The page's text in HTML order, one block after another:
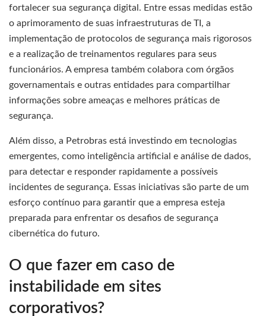
fortalecer sua segurança digital. Entre essas medidas estão
o aprimoramento de suas infraestruturas de TI, a
implementação de protocolos de segurança mais rigorosos
e a realização de treinamentos regulares para seus
funcionários. A empresa também colabora com órgãos
governamentais e outras entidades para compartilhar
informações sobre ameaças e melhores práticas de
segurança.
Além disso, a Petrobras está investindo em tecnologias
emergentes, como inteligência artificial e análise de dados,
para detectar e responder rapidamente a possíveis
incidentes de segurança. Essas iniciativas são parte de um
esforço contínuo para garantir que a empresa esteja
preparada para enfrentar os desafios de segurança
cibernética do futuro.
O que fazer em caso de
instabilidade em sites
corporativos?